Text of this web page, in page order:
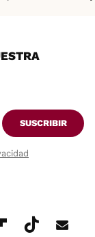
SUSCRIBIR